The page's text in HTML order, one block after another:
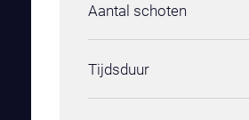
Aantal schoten
Tijdsduur